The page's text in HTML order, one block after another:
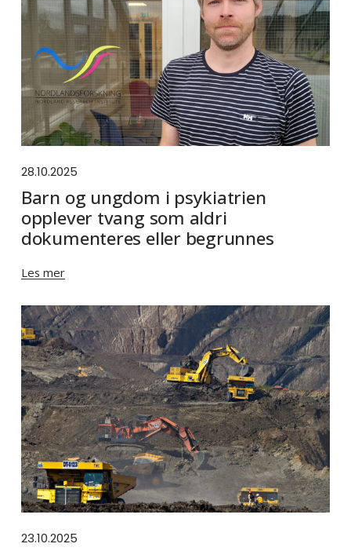
28.10.2025
Barn og ungdom i psykiatrien
opplever tvang som aldri
dokumenteres eller begrunnes
Les mer
23.10.2025